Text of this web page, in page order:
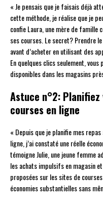
« Je pensais que je faisais déjà
cette méthode, je réalise que je
confie Laura, une mère de famille
ses courses. Le secret? Prendre
avant d’acheter en utilisant des
En quelques clics seulement,
disponibles dans les magasins
Astuce n°2:
courses en ligne
« Depuis que je planifie mes
ligne, j’ai constaté une réelle
témoigne Julie, une jeune femme
les achats impulsifs en magasin
proposées sur les sites de
économies substantielles sans